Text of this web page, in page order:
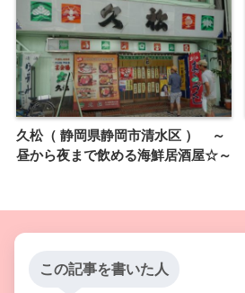
久松（ 静岡県静岡市清水区 ） ～
昼から夜まで飲める海鮮居酒屋☆～
この記事を書いた人